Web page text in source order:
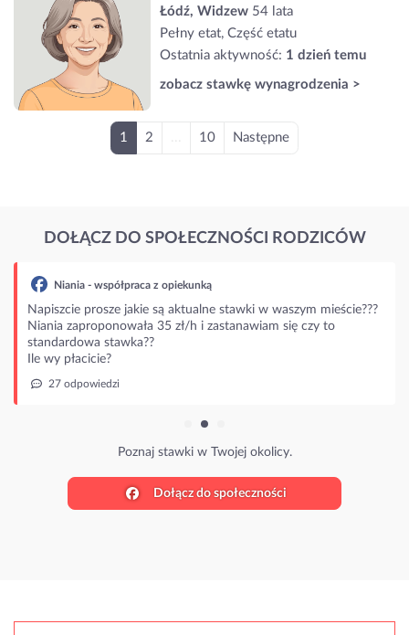
Łódź, Widzew 54 lata
Pełny etat, Część etatu
Ostatnia aktywność: 1 dzień temu
zobacz stawkę wynagrodzenia >
1 2 10 Następne
DOŁĄCZ DO SPOŁECZNOŚCI RODZICÓW
Niania - współpraca z opiekunką
Napiszcie prosze jakie są aktualne stawki w waszym mieście???
Niania zaproponowała 35 zł/h i zastanawiam się czy to
standardowa stawka??
Ile wy płacicie?
27 odpowiedzi
Poznaj stawki w Twojej okolicy.
Dołącz do społeczności